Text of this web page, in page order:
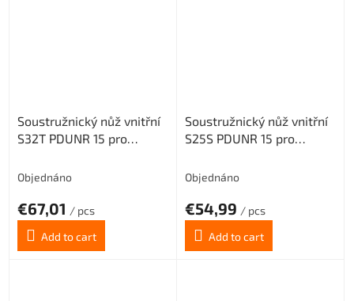
Soustružnický nůž vnitřní
S32T PDUNR 15 pro
(pravý)
Objednáno
€67,01 / pcs
Add to cart
Soustružnický nůž vnitřní
S25S PDUNR 15 pro
(pravý)
Objednáno
€54,99 / pcs
Add to cart